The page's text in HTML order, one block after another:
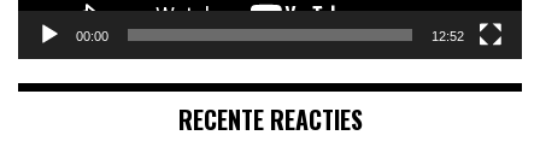
00:00 12:52
RECENTE REACTIES